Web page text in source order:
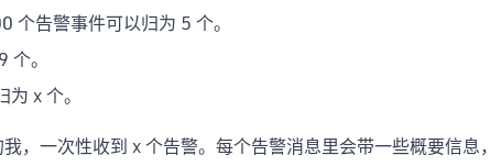
个告警事件可以归为 5 个。
。
x 个。
，一次性收到 x 个告警。每个告警消息里会带一些概要信息，